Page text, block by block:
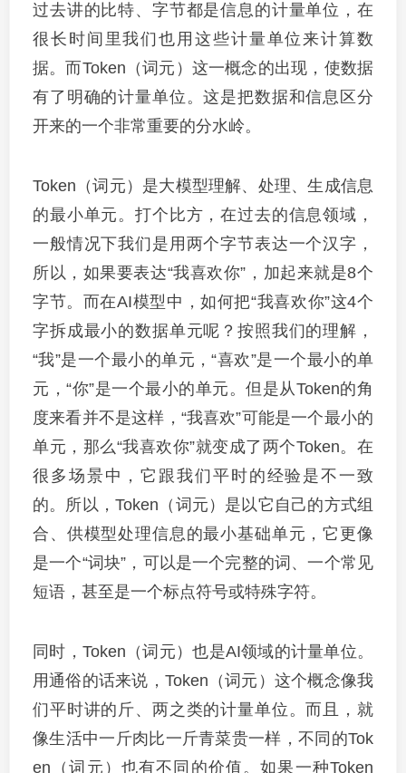
过去讲的比特、字节都是信息的计量单位，在
很长时间里我们也用这些计量单位来计算数
据。而Token（词元）这一概念的出现，使数据
有了明确的计量单位。这是把数据和信息区分
开来的一个非常重要的分水岭。
Token（词元）是大模型理解、处理、生成信息
的最小单元。打个比方，在过去的信息领域，
一般情况下我们是用两个字节表达一个汉字，
所以，如果要表达“我喜欢你”，加起来就是8个
字节。而在AI模型中，如何把“我喜欢你”这4个
字拆成最小的数据单元呢？按照我们的理解，
“我”是一个最小的单元，“喜欢”是一个最小的单
元，“你”是一个最小的单元。但是从Token的角
度来看并不是这样，“我喜欢”可能是一个最小的
单元，那么“我喜欢你”就变成了两个Token。在
很多场景中，它跟我们平时的经验是不一致
的。所以，Token（词元）是以它自己的方式组
合、供模型处理信息的最小基础单元，它更像
是一个“词块”，可以是一个完整的词、一个常见
短语，甚至是一个标点符号或特殊字符。
同时，Token（词元）也是AI领域的计量单位。
用通俗的话来说，Token（词元）这个概念像我
们平时讲的斤、两之类的计量单位。而且，就
像生活中一斤肉比一斤青菜贵一样，不同的Tok
en（词元）也有不同的价值。如果一种Token